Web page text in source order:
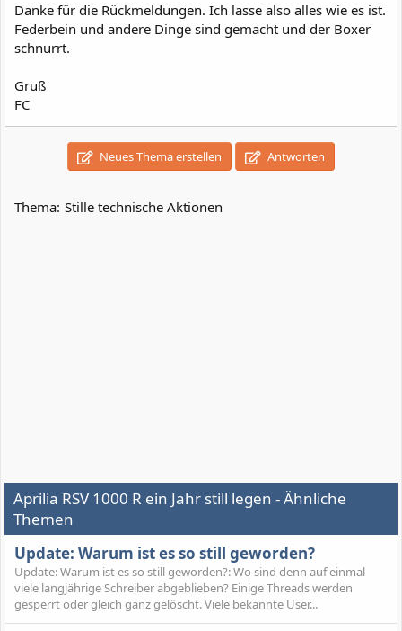
Danke für die Rückmeldungen. Ich lasse also alles wie es ist.
Federbein und andere Dinge sind gemacht und der Boxer
schnurrt.
Gruß
FC
Neues Thema erstellen Antworten
Thema: Stille technische Aktionen
Aprilia RSV 1000 R ein Jahr still legen - Ähnliche
Themen
Update: Warum ist es so still geworden?
Update: Warum ist es so still geworden?: Wo sind denn auf einmal
viele langjährige Schreiber abgeblieben? Einige Threads werden
gesperrt oder gleich ganz gelöscht. Viele bekannte User...